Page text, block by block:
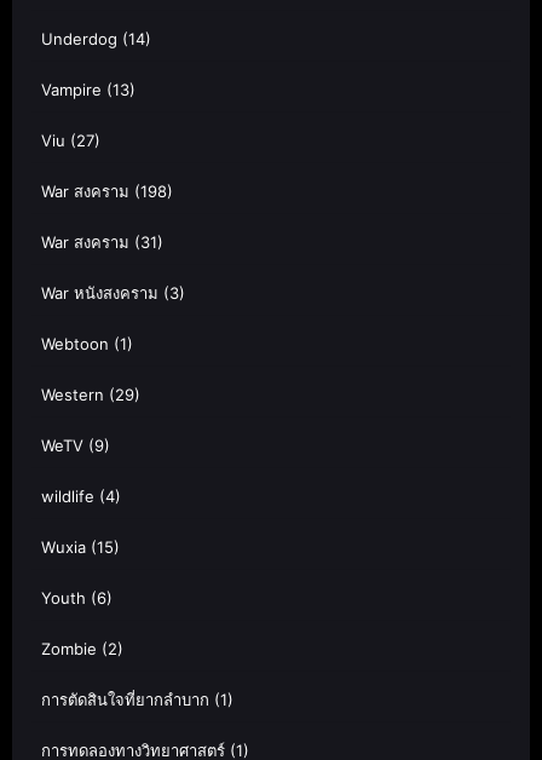
Underdog (14)
Vampire (13)
Viu (27)
War สงคราม (198)
War สงคราม (31)
War หนังสงคราม (3)
Webtoon (1)
Western (29)
WeTV (9)
wildlife (4)
Wuxia (15)
Youth (6)
Zombie (2)
การตัดสินใจที่ยากลำบาก (1)
การทดลองทางวิทยาศาสตร์ (1)